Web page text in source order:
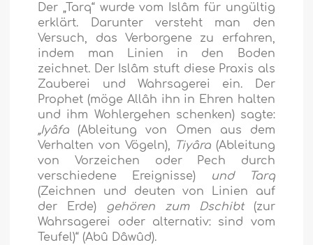
Der „Tarq“ wurde vom Islâm für ungültig
erklärt. Darunter versteht man den
Versuch, das Verborgene zu erfahren,
indem man Linien in den Boden
zeichnet. Der Islâm stuft diese Praxis als
Zauberei und Wahrsagerei ein. Der
Prophet (möge Allâh ihn in Ehren halten
und ihm Wohlergehen schenken) sagte:
„Iyâfa (Ableitung von Omen aus dem
Verhalten von Vögeln), Tiyâra (Ableitung
von Vorzeichen oder Pech durch
verschiedene Ereignisse)
und Tarq
(Zeichnen und deuten von Linien auf
der Erde)
gehören zum Dschibt(zur
Wahrsagerei oder alternativ: sind vom
Teufel)“ (Abû Dâwûd).